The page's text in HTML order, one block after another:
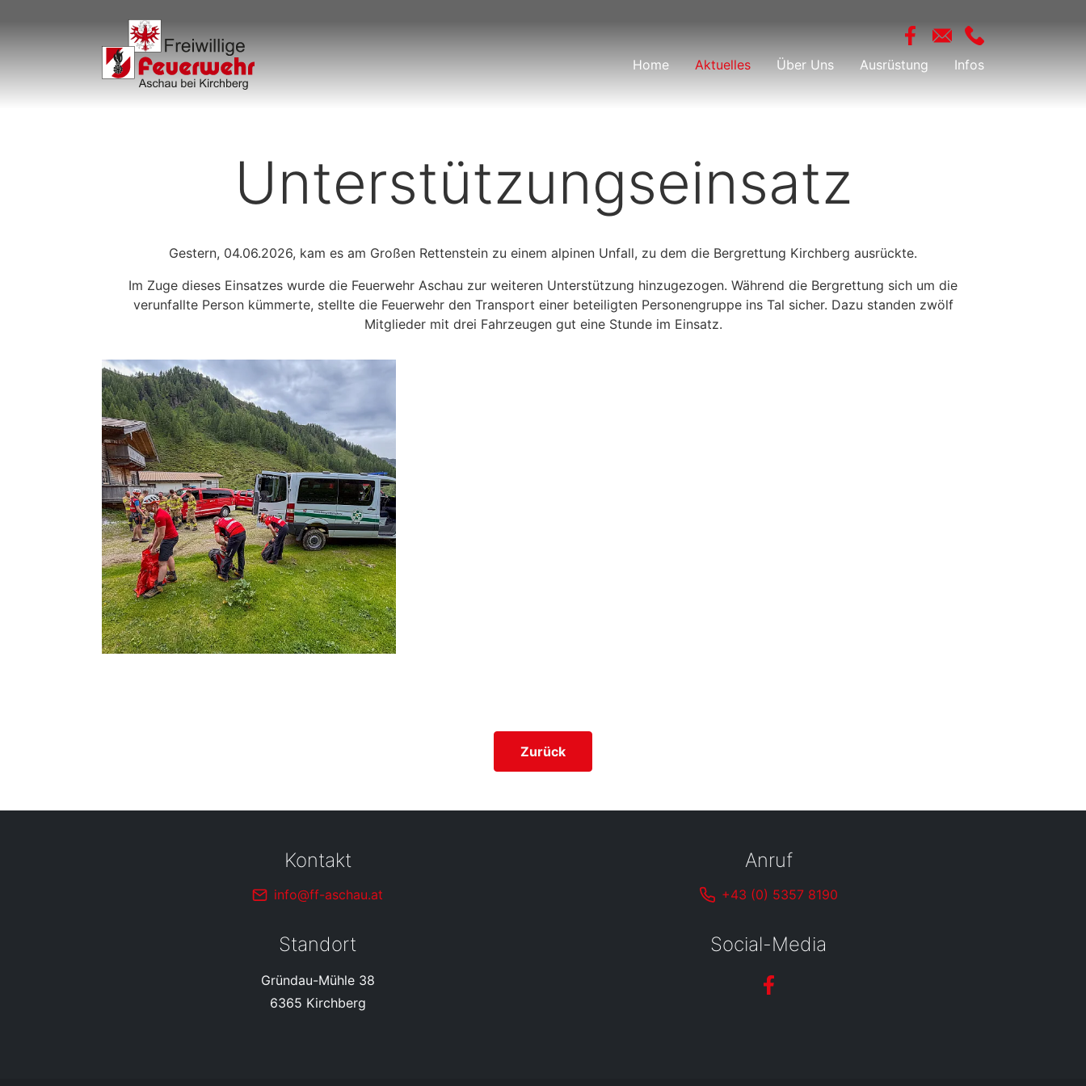
Home Aktuelles Über Uns Ausrüstung Infos
Unterstützungseinsatz
Gestern, 04.06.2026, kam es am Großen Rettenstein zu einem alpinen Unfall, zu dem die Bergrettung Kirchberg ausrückte.
Im Zuge dieses Einsatzes wurde die Feuerwehr Aschau zur weiteren Unterstützung hinzugezogen. Während die Bergrettung sich um die
verunfallte Person kümmerte, stellte die Feuerwehr den Transport einer beteiligten Personengruppe ins Tal sicher. Dazu standen zwölf
Mitglieder mit drei Fahrzeugen gut eine Stunde im Einsatz.
Zurück
Kontakt
info@ff-aschau.at
Anruf
+43 (0) 5357 8190
Standort
Gründau-Mühle 38
6365 Kirchberg
Social-Media